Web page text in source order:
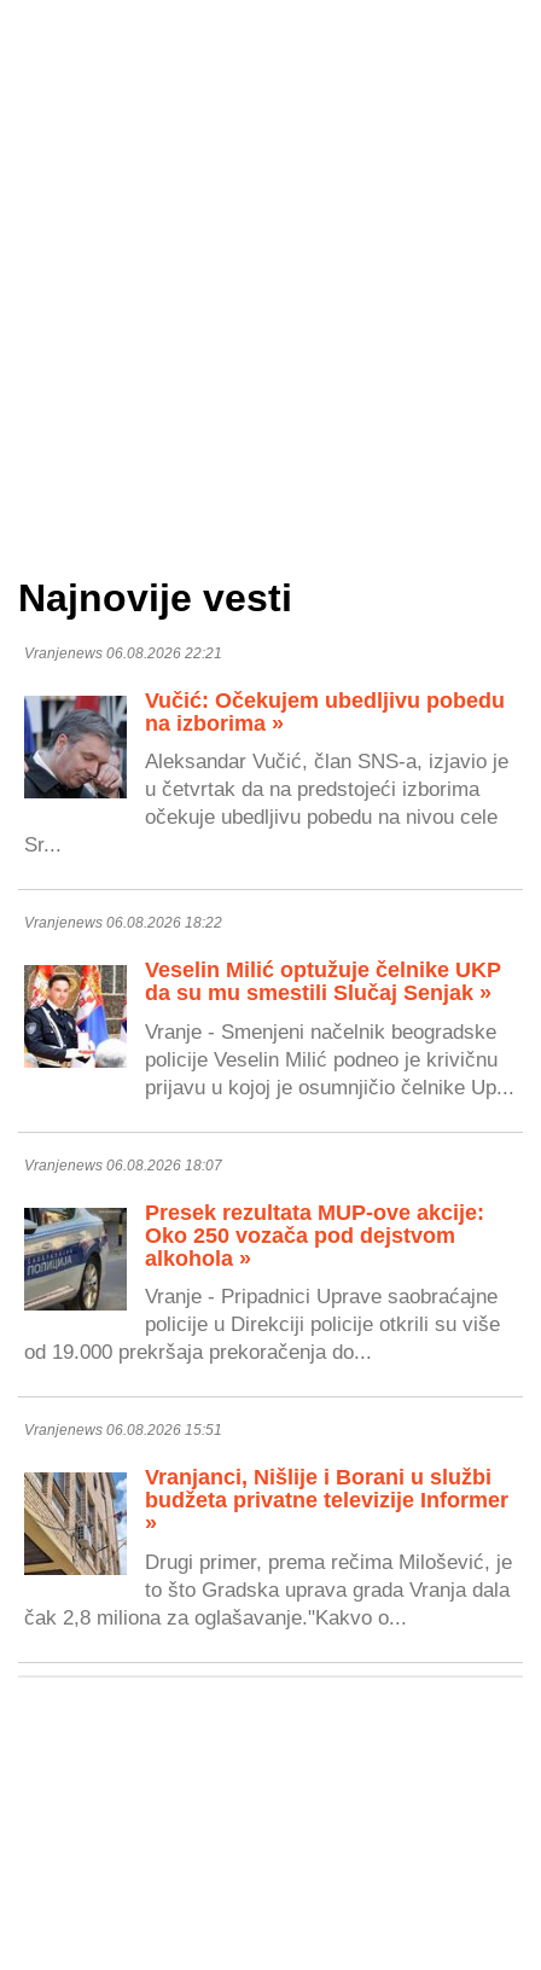
Najnovije vesti
Vranjenews 06.08.2026 22:21
Vučić: Očekujem ubedljivu pobedu
na izborima »
Aleksandar Vučić, član SNS-a, izjavio je
u četvrtak da na predstojeći izborima
očekuje ubedljivu pobedu na nivou cele
Sr...
Vranjenews 06.08.2026 18:22
Veselin Milić optužuje čelnike UKP
da su mu smestili Slučaj Senjak »
Vranje - Smenjeni načelnik beogradske
policije Veselin Milić podneo je krivičnu
prijavu u kojoj je osumnjičio čelnike Up...
Vranjenews 06.08.2026 18:07
Presek rezultata MUP-ove akcije:
Oko 250 vozača pod dejstvom
alkohola »
Vranje - Pripadnici Uprave saobraćajne
policije u Direkciji policije otkrili su više
od 19.000 prekršaja prekoračenja do...
Vranjenews 06.08.2026 15:51
Vranjanci, Nišlije i Borani u službi
budžeta privatne televizije Informer
»
Drugi primer, prema rečima Milošević, je
to što Gradska uprava grada Vranja dala
čak 2,8 miliona za oglašavanje."Kakvo o...